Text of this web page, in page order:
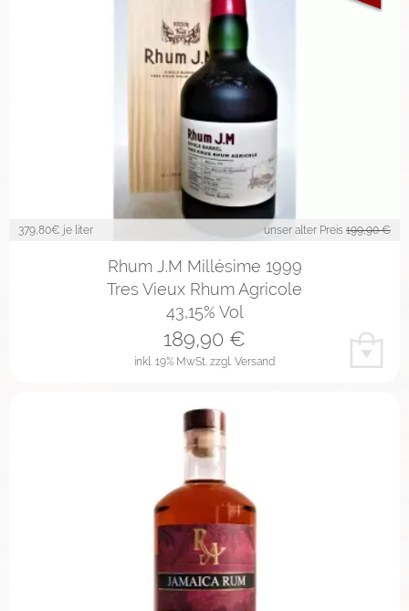
379,80€ je liter unser alter Preis 199,90 €
Rhum J.M Millésime 1999
Tres Vieux Rhum Agricole
43,15% Vol
inkl. 19% MwSt. zzgl. Versand
189,90 €